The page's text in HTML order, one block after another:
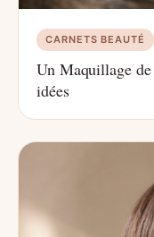
CARNETS BEAUTÉ
Un Maquillage
idées